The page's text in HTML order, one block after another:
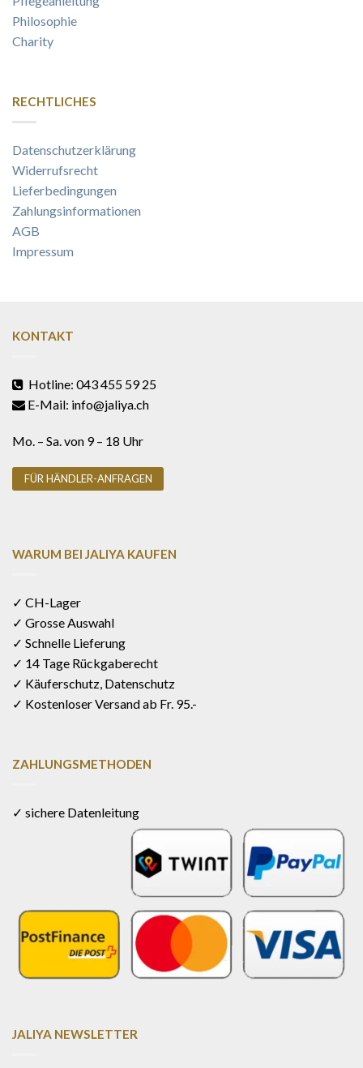
Philosophie
Charity
RECHTLICHES
Datenschutzerklärung
Widerrufsrecht
Lieferbedingungen
Zahlungsinformationen
AGB
Impressum
KONTAKT
Hotline: 043 455 59 25
E-Mail: info@jaliya.ch
Mo. – Sa. von 9 – 18 Uhr
FÜR HÄNDLER-ANFRAGEN
WARUM BEI JALIYA KAUFEN
✓ CH-Lager
✓ Grosse Auswahl
✓ Schnelle Lieferung
✓ 14 Tage Rückgaberecht
✓ Käuferschutz, Datenschutz
✓ Kostenloser Versand ab Fr. 95.-
ZAHLUNGSMETHODEN
✓ sichere Datenleitung
JALIYA NEWSLETTER